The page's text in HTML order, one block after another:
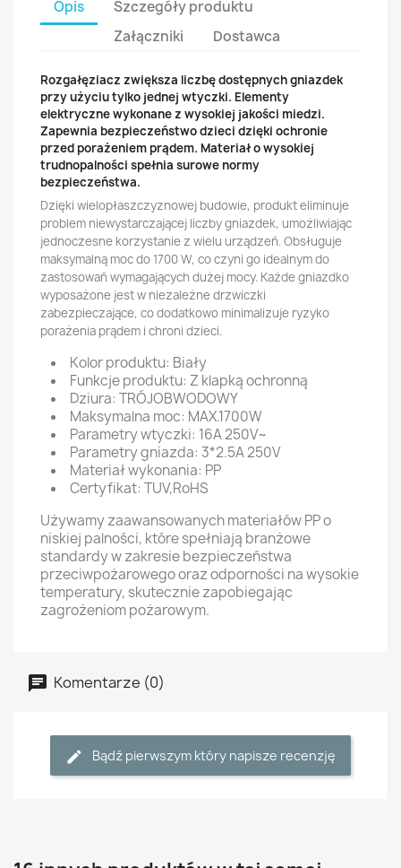
Opis
Szczegóły produktu
Załączniki
Dostawca
Rozgałęziacz zwiększa liczbę dostępnych gniazdek
przy użyciu tylko jednej wtyczki. Elementy
elektryczne wykonane z wysokiej jakości miedzi.
Zapewnia bezpieczeństwo dzieci dzięki ochronie
przed porażeniem prądem. Materiał o wysokiej
trudnopalności spełnia surowe normy
bezpieczeństwa.
Dzięki wielopłaszczyznowej budowie, produkt eliminuje
problem niewystarczającej liczby gniazdek, umożliwiając
jednoczesne korzystanie z wielu urządzeń. Obsługuje
maksymalną moc do 1700 W, co czyni go idealnym do
zastosowań wymagających dużej mocy. Każde gniazdko
wyposażone jest w niezależne drzwiczki
zabezpieczające, co dodatkowo minimalizuje ryzyko
porażenia prądem i chroni dzieci.
Kolor produktu: Biały
Funkcje produktu: Z klapką ochronną
Dziura: TRÓJOBWODOWY
Maksymalna moc: MAX.1700W
Parametry wtyczki: 16A 250V~
Parametry gniazda: 3*2.5A 250V
Materiał wykonania: PP
Certyfikat: TUV,RoHS
Używamy zaawansowanych materiałów PP o
niskiej palności, które spełniają branżowe
standardy w zakresie bezpieczeństwa
przeciwpożarowego oraz odporności na wysokie
temperatury, skutecznie zapobiegając
zagrożeniom pożarowym.
Komentarze (0)
Bądź pierwszym który napisze recenzję